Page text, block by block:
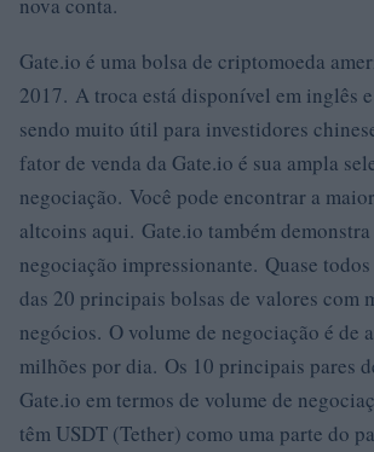
Gate.io é uma bolsa de criptomoeda
2017. A troca está disponível em inglês
sendo muito útil para investidores
fator de venda da Gate.io é sua ampla
negociação. Você pode encontrar a
altcoins aqui. Gate.io também
negociação impressionante. Quase todos
das 20 principais bolsas de valores com
negócios. O volume de negociação é de
milhões por dia. Os 10 principais pares
Gate.io em termos de volume de
têm USDT (Tether) como uma parte do